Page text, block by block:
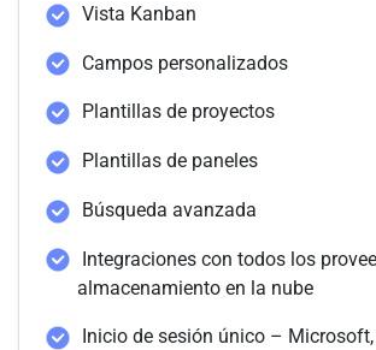
Vista Kanban
Campos personalizados
Plantillas de proyectos
Plantillas de paneles
Búsqueda avanzada
Integraciones con todos los
almacenamiento en la nube
Inicio de sesión único –